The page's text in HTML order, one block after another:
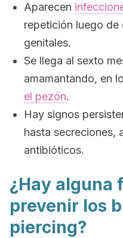
Aparecen
repetición luego de
genitales.
Se llega al sexto
amamantando, en
el pezón.
Hay signos
hasta secreciones,
antibióticos.
¿Hay alguna
prevenir los
piercing?